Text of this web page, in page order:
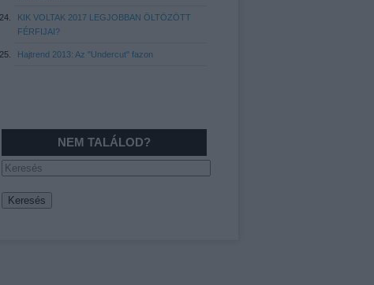
KIK VOLTAK 2017 LEGJOBBAN ÖLTÖZÖTT
FÉRFIJAI?
Hajtrend 2013: Az "Undercut" fazon
NEM TALÁLOD?